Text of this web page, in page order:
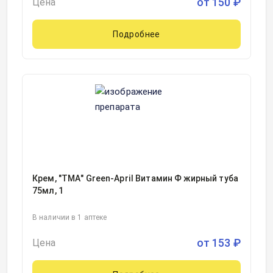
Подробнее
Крем, "ТМА" Green-April Витамин Ф жирный туба
75мл, 1
В наличии в 1 аптеке
Цена от 153 ₽